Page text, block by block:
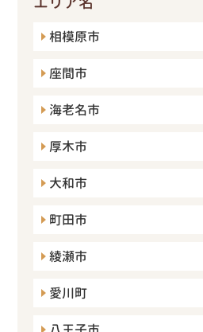
相模原市
座間市
海老名市
厚木市
大和市
町田市
綾瀬市
愛川町